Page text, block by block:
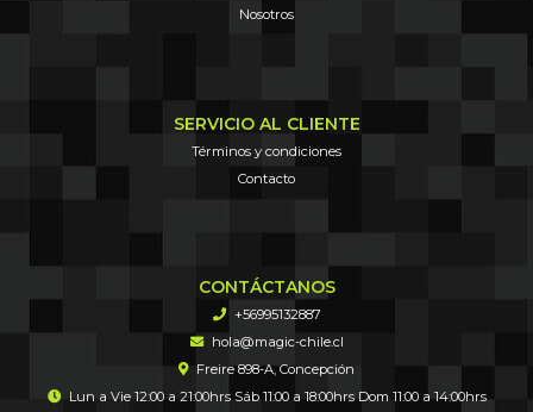
Nosotros
SERVICIO AL CLIENTE
Términos y condiciones
Contacto
CONTÁCTANOS
+56995132887
hola@magic-chile.cl
Freire 898-A, Concepción
Lun a Vie 12:00 a 21:00hrs Sáb 11:00 a 18:00hrs Dom 11:00 a 14:00hrs